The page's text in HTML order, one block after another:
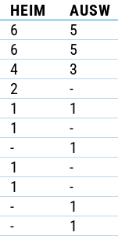
HEIM AUSW
6 5
6 5
4 3
2 -
1 1
1 -
- 1
1 -
1 -
- 1
- 1